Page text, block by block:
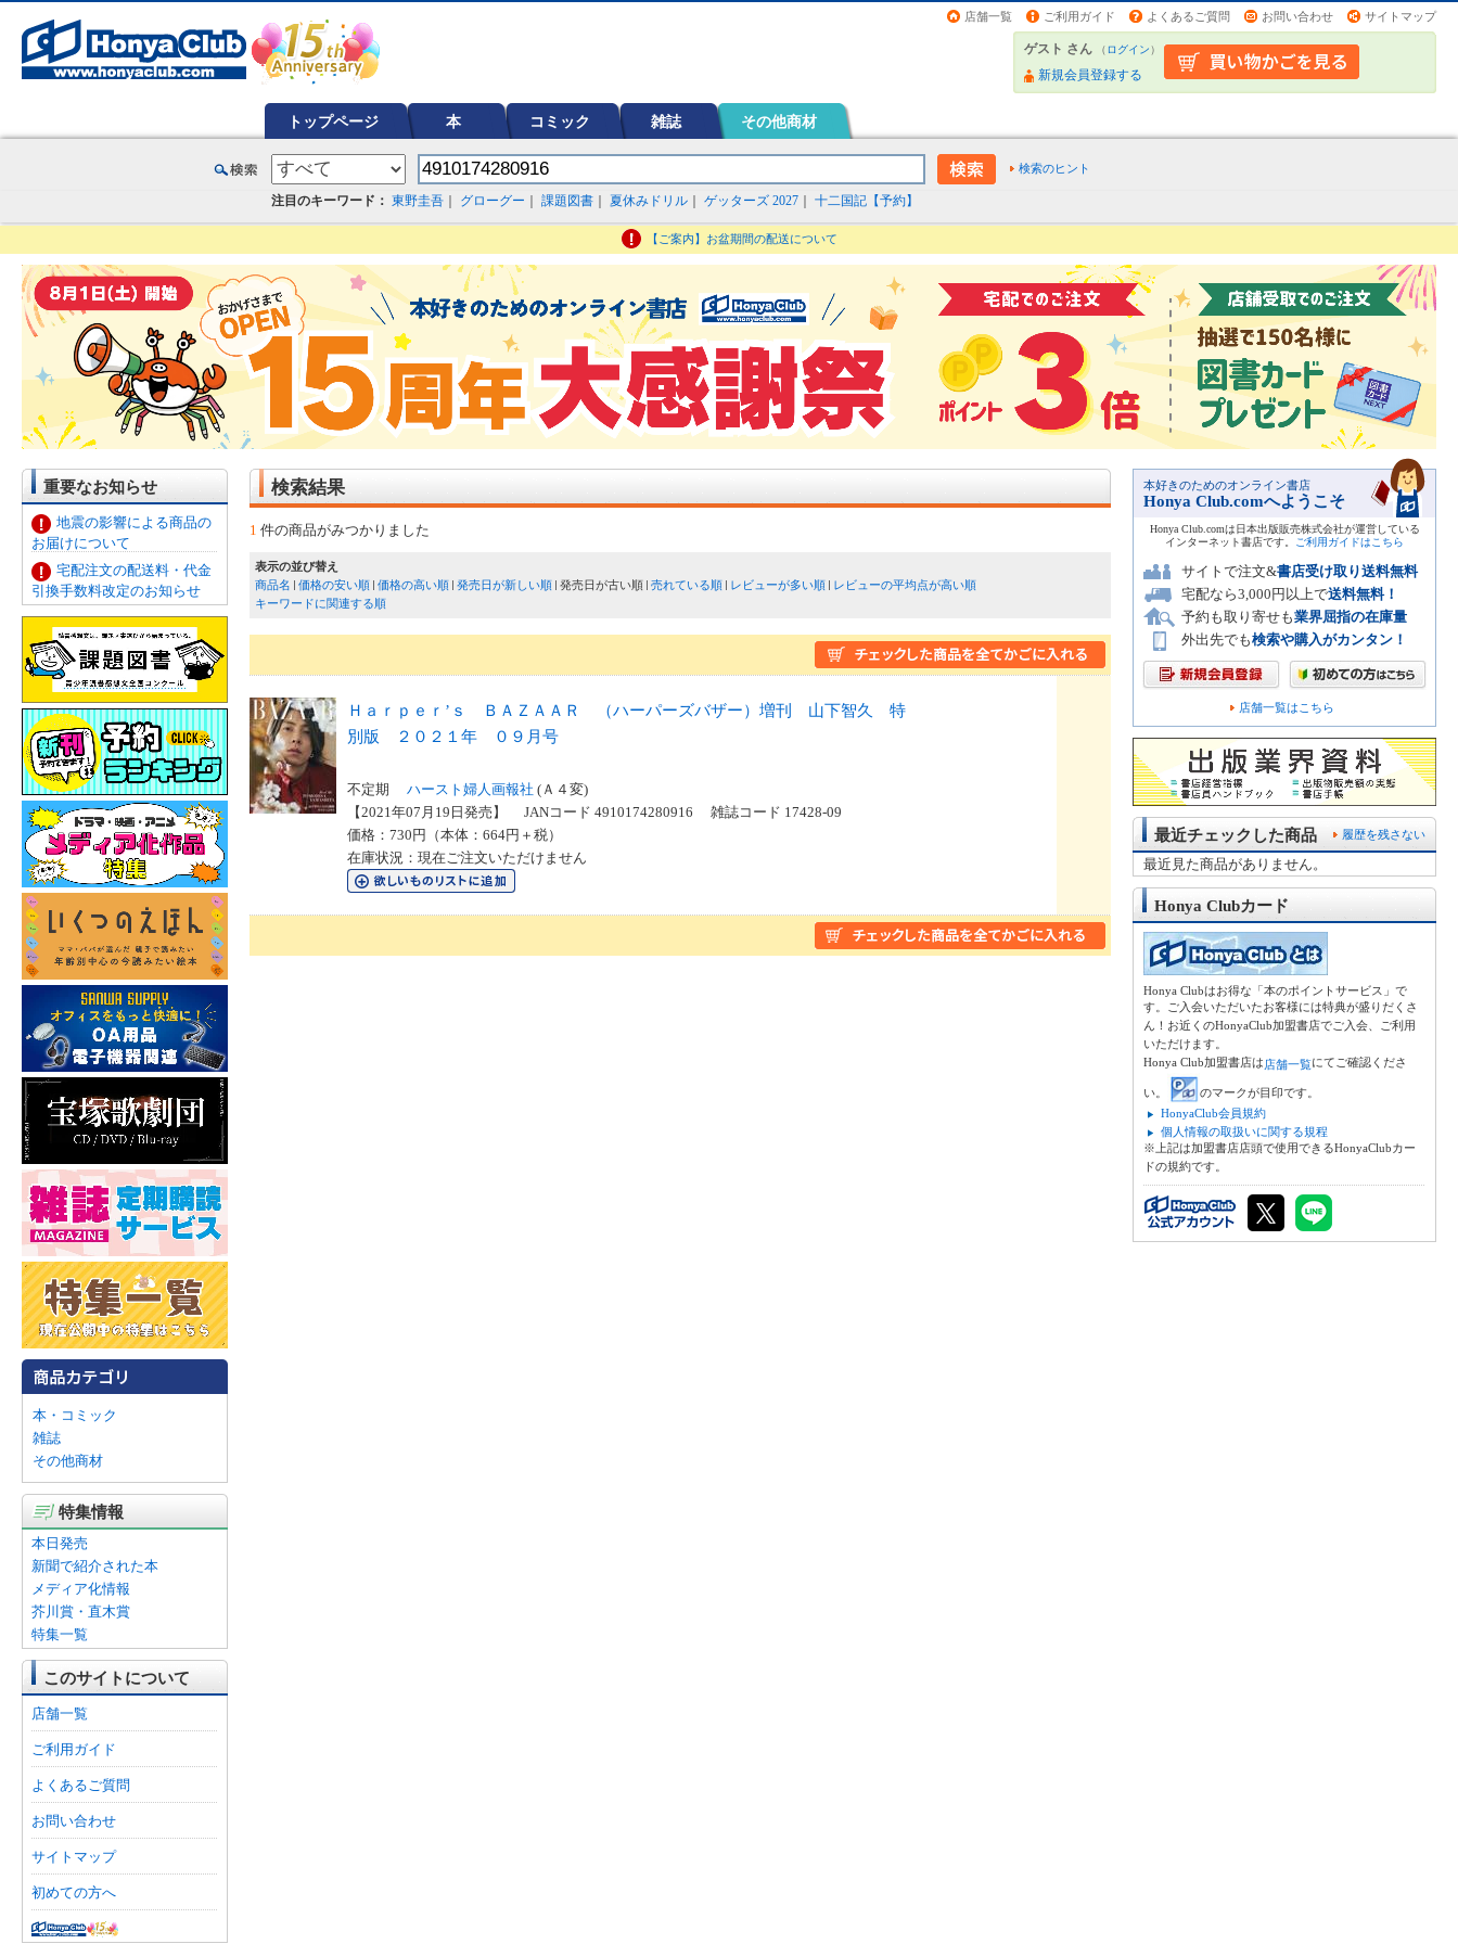
店舗一覧 ご利用ガイド よくあるご質問 お問い合わせ サイトマップ
ゲスト さん （ログイン）
新規会員登録する
トップページ 本 コミック 雑誌 その他商材
検索のヒント
注目のキーワード： 東野圭吾 グローグー 課題図書 夏休みドリル ゲッターズ 2027 十二国記【予約】
【ご案内】お盆期間の配送について
重要なお知らせ
地震の影響による商品の
お届けについて
宅配注文の配送料・代金
引換手数料改定のお知らせ
本・コミック
雑誌
その他商材
特集情報
本日発売
新聞で紹介された本
メディア化情報
芥川賞・直木賞
特集一覧
このサイトについて
店舗一覧
ご利用ガイド
よくあるご質問
お問い合わせ
サイトマップ
初めての方へ
検索結果
1 件の商品がみつかりました
表示の並び替え
商品名
価格の安い順 価格の高い順 発売日が新しい順 発売日が古い順 売れている順 レビューが多い順
レビューの平均点が高い順
キーワードに関連する順
Ｈａｒｐｅｒ’ｓ ＢＡＺＡＡＲ （ハーパーズバザー）増刊 山下智久 特
別版 ２０２１年 ０９月号
不定期 ハースト婦人画報社 (Ａ４変)
【2021年07月19日発売】 JANコード 4910174280916 雑誌コード 17428-09
価格：730円（本体：664円＋税）
在庫状況：現在ご注文いただけません
本好きのためのオンライン書店
Honya Club.comへようこそ
Honya Club.comは日本出版販売株式会社が運営している
インターネット書店です。
ご利用ガイドはこちら
サイトで注文&書店受け取り送料無料
宅配なら3,000円以上で送料無料！
予約も取り寄せも業界屈指の在庫量
外出先でも検索や購入がカンタン！
店舗一覧はこちら
履歴を残さない
最近チェックした商品
最近見た商品がありません。
Honya Clubカード
Honya Clubはお得な「本のポイントサービス」で
す。ご入会いただいたお客様には特典が盛りだくさ
ん！お近くのHonyaClub加盟書店でご入会、ご利用
いただけます。
Honya Club加盟書店は店舗一覧にてご確認くださ
い。
のマークが目印です。
HonyaClub会員規約
個人情報の取扱いに関する規程
※上記は加盟書店店頭で使用できるHonyaClubカー
ドの規約です。